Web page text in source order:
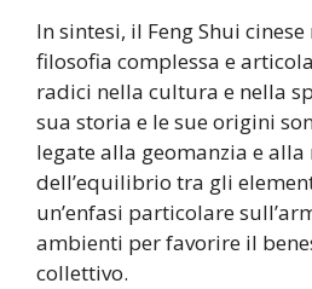
In sintesi, il Feng Shui
filosofia complessa e
radici nella cultura e nella
sua storia e le sue origini
legate alla geomanzia e alla
dell’equilibrio tra gli
un’enfasi particolare
ambienti per favorire il
collettivo.